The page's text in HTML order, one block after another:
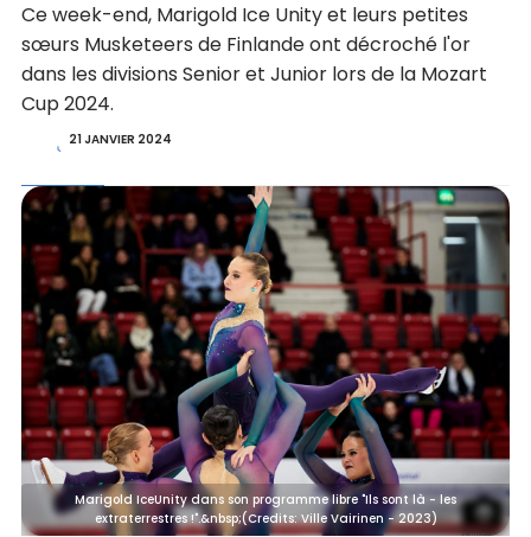
Ce week-end, Marigold Ice Unity et leurs petites
sœurs Musketeers de Finlande ont décroché l'or
dans les divisions Senior et Junior lors de la Mozart
Cup 2024.
21 JANVIER 2024
Marigold IceUnity dans son programme libre "Ils sont là - les
extraterrestres !".&nbsp;(Credits: Ville Vairinen - 2023)